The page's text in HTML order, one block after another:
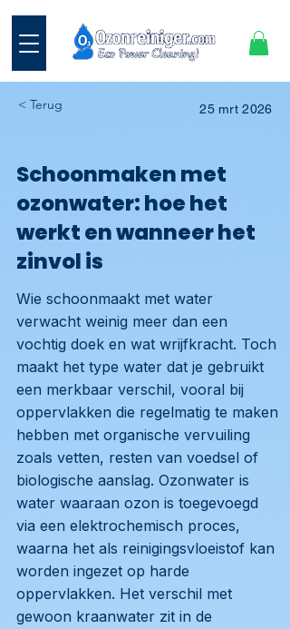
< Terug 25 mrt 2026
Schoonmaken met
ozonwater: hoe het
werkt en wanneer het
zinvol is
Wie schoonmaakt met water
verwacht weinig meer dan een
vochtig doek en wat wrijfkracht. Toch
maakt het type water dat je gebruikt
een merkbaar verschil, vooral bij
oppervlakken die regelmatig te maken
hebben met organische vervuiling
zoals vetten, resten van voedsel of
biologische aanslag. Ozonwater is
water waaraan ozon is toegevoegd
via een elektrochemisch proces,
waarna het als reinigingsvloeistof kan
worden ingezet op harde
oppervlakken. Het verschil met
gewoon kraanwater zit in de